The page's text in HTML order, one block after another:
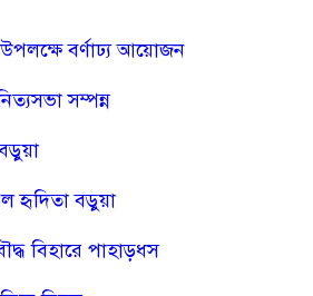
বর্ণাঢ্য আয়োজন
সম্পন্ন
হৃদিতা বড়ুয়া
বিহারে পাহাড়ধস